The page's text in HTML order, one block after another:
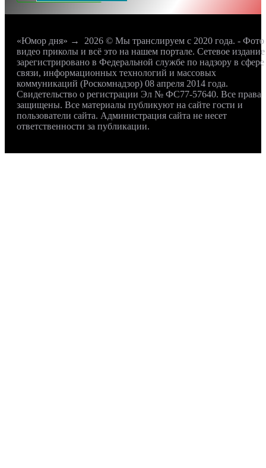
«Юмор дня» → 2026 © Мы транслируем с 2020 года. -
видео приколы и всё это на нашем портале. Сетевое издание
зарегистрировано в Федеральной службе по надзору в сфере
связи, информационных технологий и массовых
коммуникаций (Роскомнадзор) 08 апреля 2014 года.
Свидетельство о регистрации Эл № ФС77-57640. Все права
защищены. Все материалы публикуют на сайте гости и
пользователи сайта. Администрация сайта не несет
ответственности за публикации.